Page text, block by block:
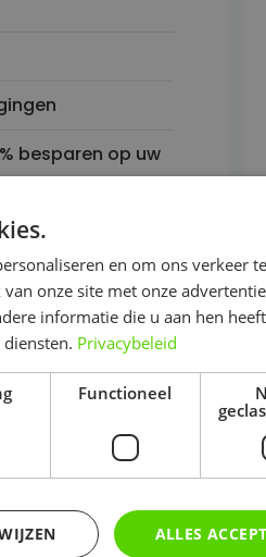
besparen op uw
en om ons verkeer te
onze site met onze
informatie die u aan hen
Privacybeleid
Functioneel
ALLES